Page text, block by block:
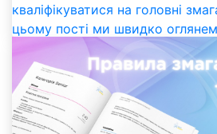
кваліфікуватися на головні
цьому пості ми швидко
сезоні та нагадаємо, як швидко
та фігуристів, які його вже